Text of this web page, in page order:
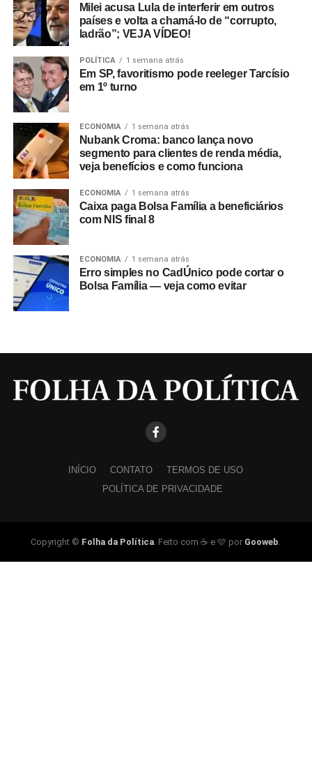
Milei acusa Lula de interferir em outros
países e volta a chamá-lo de “corrupto,
ladrão”; VEJA VÍDEO!
POLÍTICA 1 semana atrás
Em SP, favoritismo pode reeleger Tarcísio
em 1º turno
ECONOMIA 1 semana atrás
Nubank Croma: banco lança novo
segmento para clientes de renda média,
veja benefícios e como funciona
ECONOMIA 1 semana atrás
Caixa paga Bolsa Família a beneficiários
com NIS final 8
ECONOMIA 1 semana atrás
Erro simples no CadÚnico pode cortar o
Bolsa Família — veja como evitar
INÍCIO CONTATO
TERMOS DE USO
POLÍTICA DE PRIVACIDADE
Copyright © Folha da Política. Feito com ☕ e 🩵 por Gooweb.